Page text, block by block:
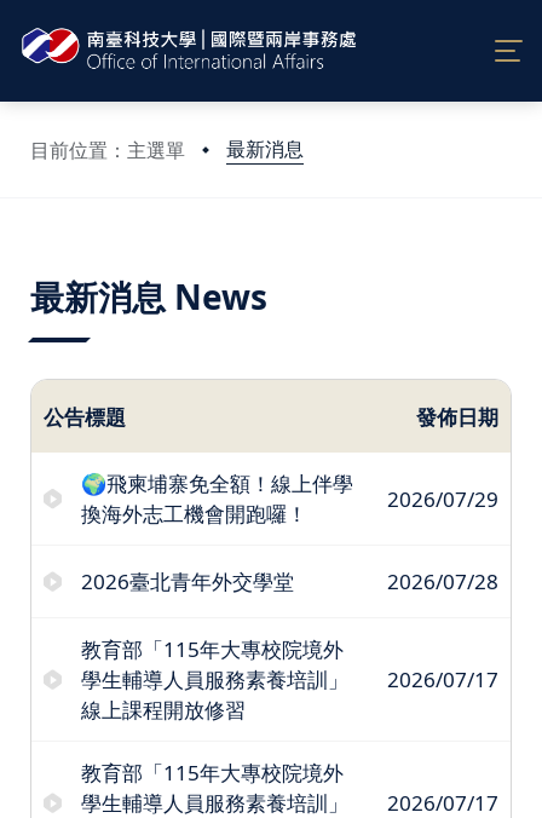
目前位置：主選單 最新消息
最新消息 News
公告標題 發佈日期
🌍飛柬埔寨免全額！線上伴學
換海外志工機會開跑囉！
2026/07/29
2026臺北青年外交學堂 2026/07/28
教育部「115年大專校院境外
學生輔導人員服務素養培訓」
線上課程開放修習
2026/07/17
教育部「115年大專校院境外
學生輔導人員服務素養培訓」
2026/07/17